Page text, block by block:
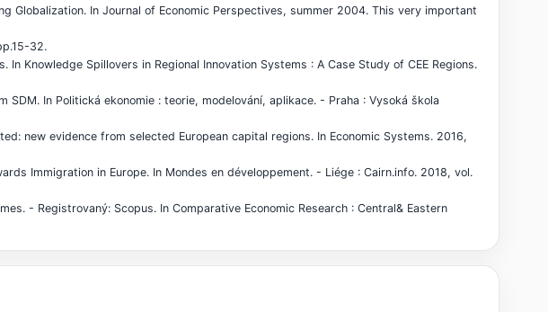
Globalization. In Journal of Economic Perspectives, summer 2004. This very important
32.
In Knowledge Spillovers in Regional Innovation Systems : A Case Study of CEE Regions.
In Politická ekonomie : teorie, modelování, aplikace. - Praha : Vysoká škola
new evidence from selected European capital regions. In Economic Systems. 2016,
Immigration in Europe. In Mondes en développement. - Liége : Cairn.info. 2018, vol.
- Registrovaný: Scopus. In Comparative Economic Research : Central& Eastern